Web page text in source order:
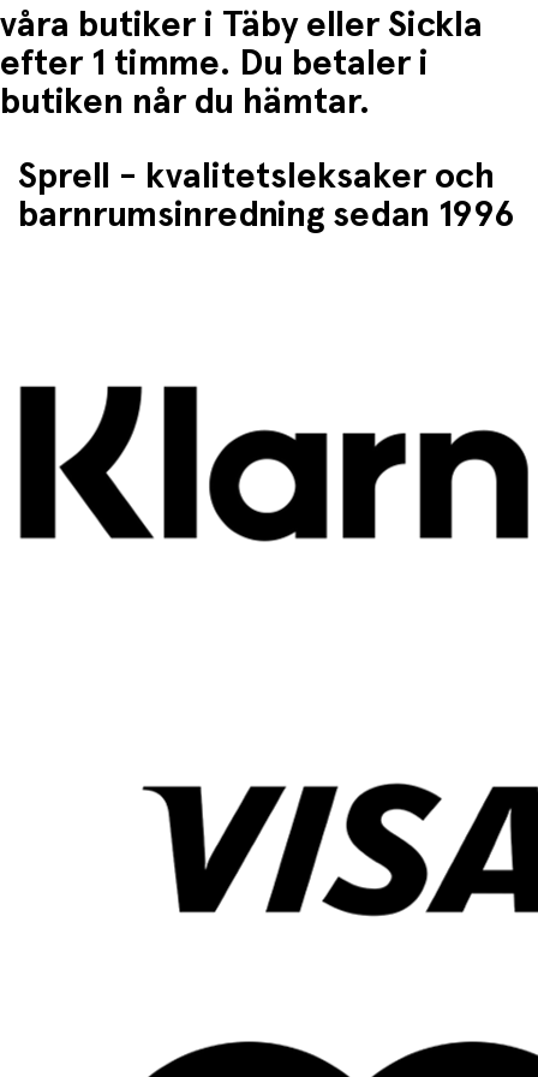
våra butiker i Täby eller Sickla
efter 1 timme. Du betaler i
butiken når du hämtar.
Sprell - kvalitetsleksaker och
barnrumsinredning sedan 1996